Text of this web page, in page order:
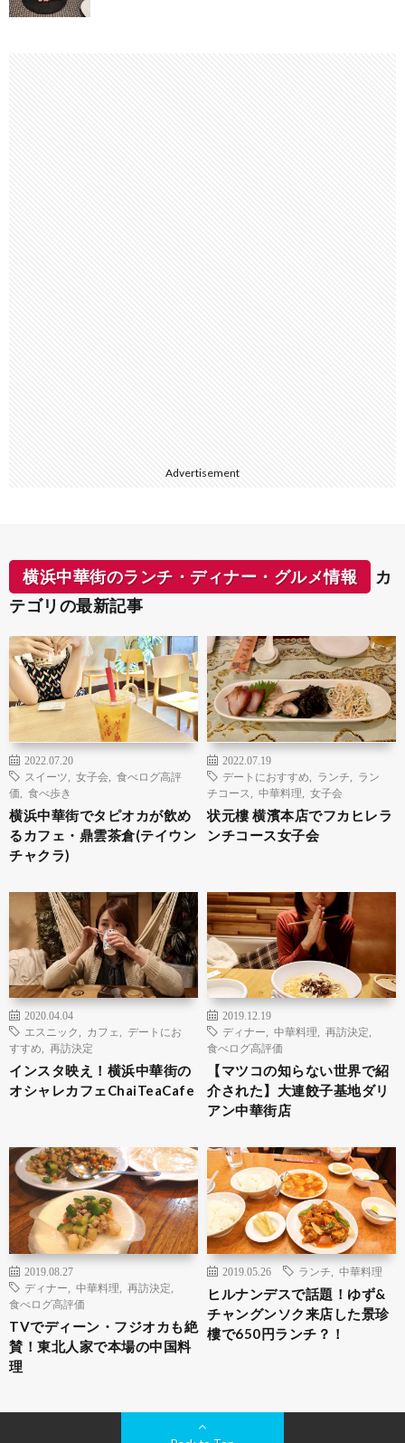
Advertisement
横浜中華街のランチ・ディナー・グルメ情報
カ
テゴリの最新記事
2022.07.20
スイーツ
女子会
食べログ高評
価
食べ歩き
横浜中華街でタピオカが飲め
るカフェ・鼎雲茶倉(テイウン
チャクラ)
2022.07.19
デートにおすすめ
ランチ
ラン
チコース
中華料理 女子会
状元樓 横濱本店でフカヒレラ
ンチコース女子会
2020.04.04
エスニック
カフェ
デートにお
すすめ
再訪決定
インスタ映え！横浜中華街の
オシャレカフェChaiTeaCafe
2019.12.19
ディナー
中華料理 再訪決定
食べログ高評価
【マツコの知らない世界で紹
介された】大連餃子基地ダリ
アン中華街店
2019.08.27
ディナー
中華料理 再訪決定
食べログ高評価
TVでディーン・フジオカも絶
賛！東北人家で本場の中国料
理
2019.05.26 ランチ 中華料理
ヒルナンデスで話題！ゆず&
チャングンソク来店した景珍
樓で650円ランチ？！